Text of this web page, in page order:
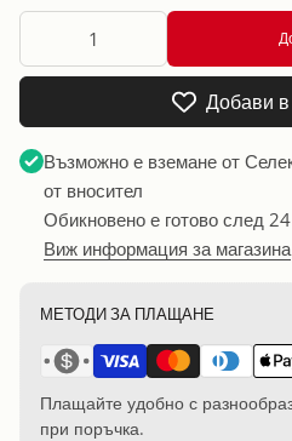
Добави
Възможно е вземане от
от вносител
Обикновено е готово след
Виж информация за магазина
МЕТОДИ ЗА ПЛАЩАНЕ
Плащайте удобно с
при поръчка.